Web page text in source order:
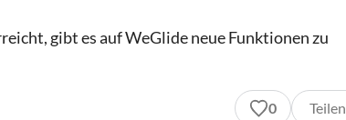
gibt es auf WeGlide neue Funktionen zu
0 Teilen